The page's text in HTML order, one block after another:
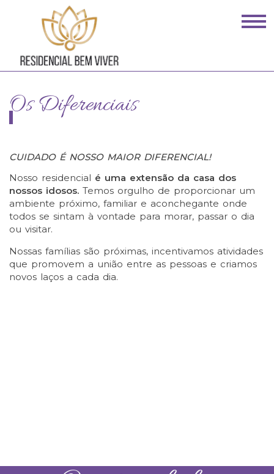
Os Diferenciais
CUIDADO É NOSSO MAIOR DIFERENCIAL!
Nosso residencial é uma extensão da casa dos
nossos idosos. Temos orgulho de proporcionar um
ambiente próximo, familiar e aconchegante onde
todos se sintam à vontade para morar, passar o dia
ou visitar.
Nossas famílias são próximas, incentivamos atividades
que promovem a união entre as pessoas e criamos
novos laços a cada dia.